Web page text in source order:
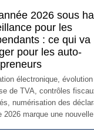
répond souvent à une
la vie de l'entreprise et
formalités obligatoires.
2026 sous
pour les
: ce qui va
pour les auto-
électronique,
de TVA, contrôles
numérisation des
2026 marque une